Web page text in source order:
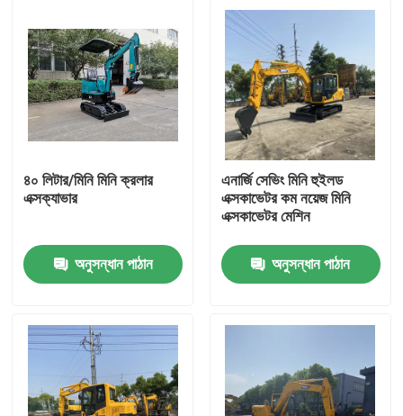
পণ্য
আমাদের সম্বন্ধে
৪০ লিটার/মিনি মিনি ক্রলার
এক্সক্যাভার
অনুসন্ধান পাঠান
এনার্জি সেভিং মিনি হুইলড
এক্সকাভেটর কম নয়েজ মিনি
এক্সকাভেটর মেশিন
অনুসন্ধান পাঠান